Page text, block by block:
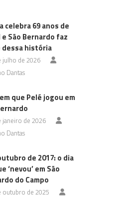
celebra 69 anos de
e São Bernardo faz
história
julho de 2026
Dantas
que Pelé jogou em
janeiro de 2026
Dantas
de 2017: o dia
‘nevou’ em São
do Campo
outubro de 2025